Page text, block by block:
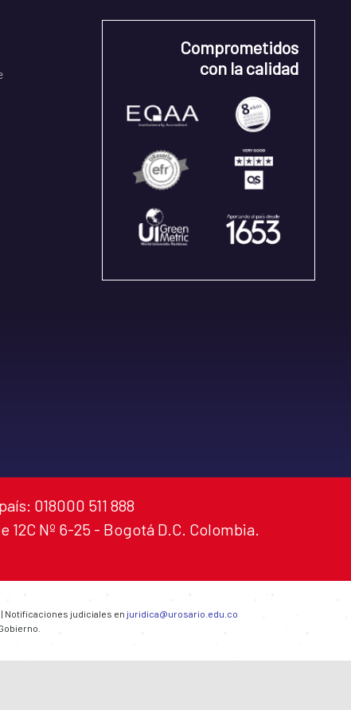
Comprometidos
con la calidad
018000 511 888
12C Nº 6-25 - Bogotá D.C. Colombia.
| Notificaciones judiciales en juridica@urosario.edu.co